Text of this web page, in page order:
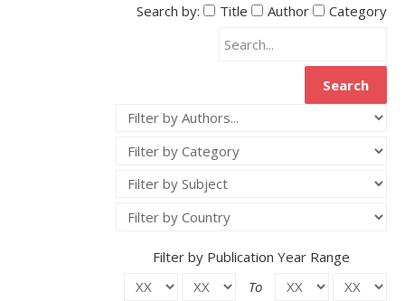
Search by: Title Author Category
Filter by Publication Year Range
To